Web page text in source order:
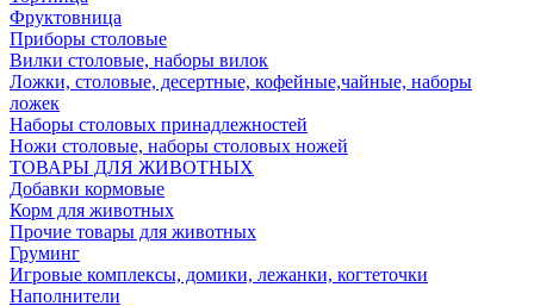
Фруктовница
Приборы столовые
Вилки столовые, наборы вилок
Ложки, столовые, десертные, кофейные,чайные, наборы
ложек
Наборы столовых принадлежностей
Ножи столовые, наборы столовых ножей
ТОВАРЫ ДЛЯ ЖИВОТНЫХ
Добавки кормовые
Корм для животных
Прочие товары для животных
Груминг
Игровые комплексы, домики, лежанки, когтеточки
Наполнители